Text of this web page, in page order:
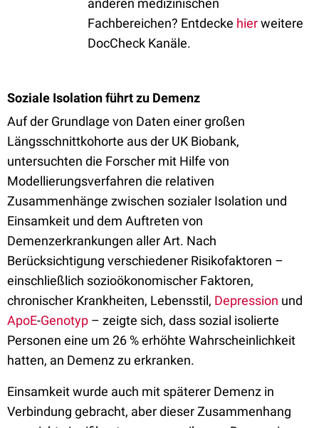
anderen medizinischen
Fachbereichen? Entdecke hierweitere
DocCheck Kanäle.
Soziale Isolation führt zu Demenz
Auf der Grundlage von Daten einer großen
Längsschnittkohorte aus der UK Biobank,
untersuchten die Forscher mit Hilfe von
Modellierungsverfahren die relativen
Zusammenhänge zwischen sozialer Isolation und
Einsamkeit und dem Auftreten von
Demenzerkrankungen aller Art. Nach
Berücksichtigung verschiedener Risikofaktoren –
einschließlich sozioökonomischer Faktoren,
chronischer Krankheiten, Lebensstil, Depression und
ApoE-Genotyp – zeigte sich, dass sozial isolierte
Personen eine um 26 % erhöhte Wahrscheinlichkeit
hatten, an Demenz zu erkranken.
Einsamkeit wurde auch mit späterer Demenz in
Verbindung gebracht, aber dieser Zusammenhang